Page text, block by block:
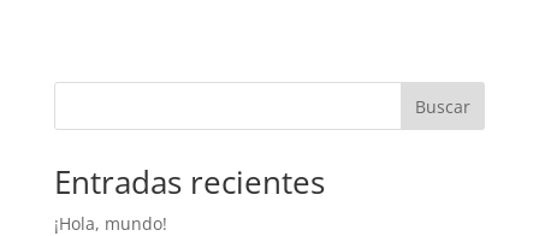
Buscar
Entradas recientes
¡Hola, mundo!